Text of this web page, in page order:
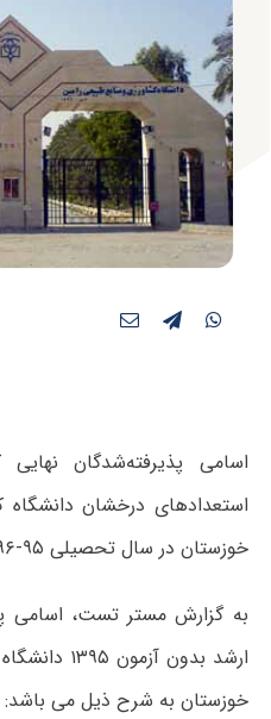
اسامی پذیرفته‌شدگان
استعدادهای درخشان دانشگاه
خوزستان در سال تحصیلی ۹۵-۹۶ منتشر شد.
به گزارش مستر تست، اسامی
ارشد بدون
خوزستان به شرح ذیل می باشد: